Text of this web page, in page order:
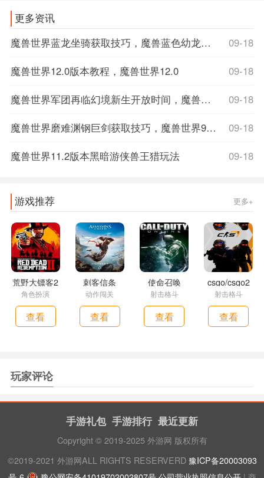
更多资讯
09-18
魔兽世界蓝龙坐骑获取技巧，魔兽蓝色幼龙坐骑
09-18
魔兽世界12.0版本教程，魔兽世界12.0
09-18
魔兽世界军团再临幻境新生开放时间，魔兽世界军团再临数据库
09-18
魔兽世界磨难渊钢巨剑获取技巧，魔兽世界9.1磨难词缀
09-18
魔兽世界11.2版本黑暗游侠兽王猎玩法
游戏推荐 更多+
荒野大镖客2
角色扮演
查看
刺客信条
动作闯关
查看
使命召唤
射击格斗
查看
csgo/csgo2
射击格斗
查看
玩家评论
手游礼包 手游排行 最近更新
Copyright © 2019-2025 外游网 版权所有
©2019-2021 外游网ALL RIGHTS RESERVERD 豫ICP备20003093